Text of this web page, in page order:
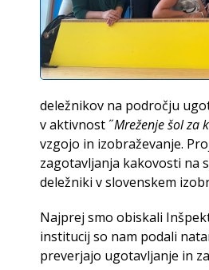
deležnikov na področju
v aktivnost ˝Mreženje šol za
vzgojo in izobraževanje.
zagotavljanja kakovosti na
deležniki v slovenskem
Najprej smo obiskali
institucij so nam podali
preverjajo ugotavljanje in